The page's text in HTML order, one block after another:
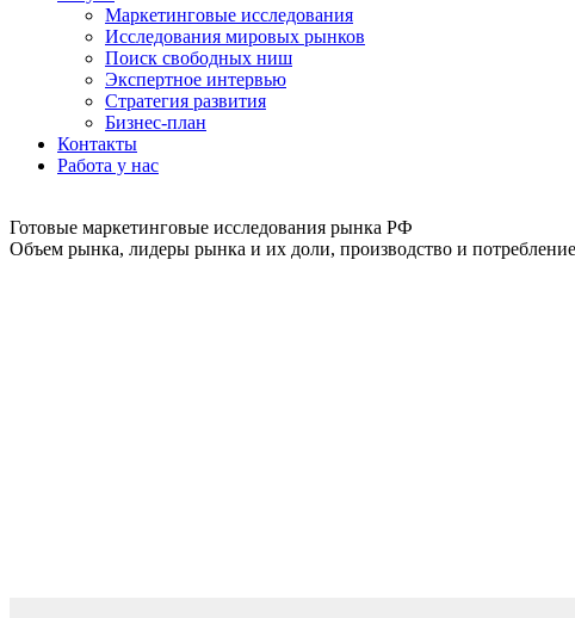
Маркетинговые исследования
Исследования мировых рынков
Поиск свободных ниш
Экспертное интервью
Стратегия развития
Бизнес-план
Контакты
Работа у нас
Готовые маркетинговые исследования рынка РФ
Объем рынка, лидеры рынка и их доли, производство и